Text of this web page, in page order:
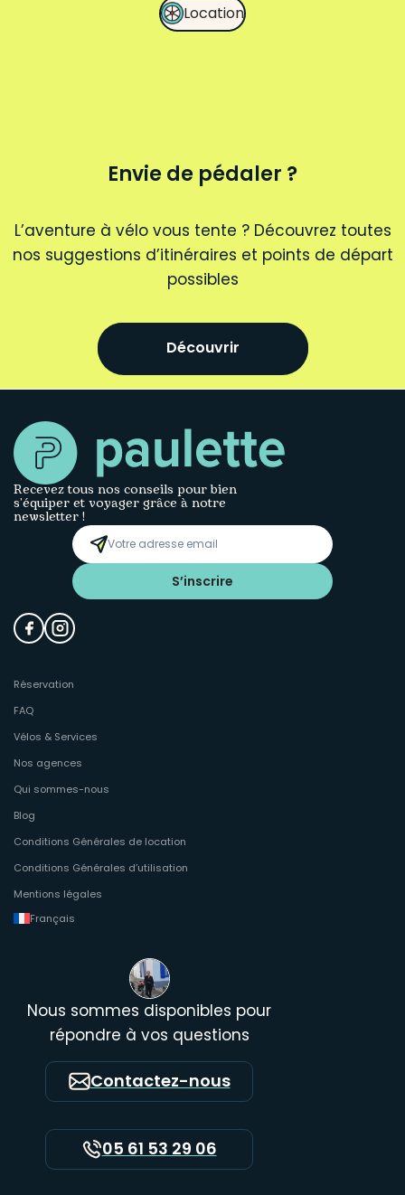
Location
Envie de pédaler ?
L’aventure à vélo vous tente ? Découvrez toutes
nos suggestions d’itinéraires et points de départ
possibles
Découvrir
Recevez tous nos conseils pour bien
s’équiper et voyager grâce à notre
newsletter !
S’inscrire
Réservation
FAQ
Vélos & Services
Nos agences
Qui sommes-nous
Blog
Conditions Générales de location
Conditions Générales d’utilisation
Mentions légales
Français
Nous sommes disponibles pour
répondre à vos questions
Contactez-nous
05 61 53 29 06